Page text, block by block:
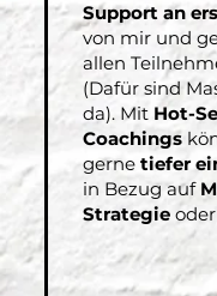
Support an
von mir und
allen
(Dafür sind
da). Mit Hot-
Coachings
gerne tiefer
in Bezug auf
Strategie oder